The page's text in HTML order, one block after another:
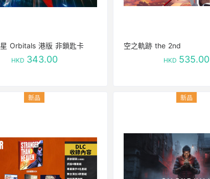
Orbitals 港版 非鎖匙卡
HKD 343.00
空之軌跡 the 2nd
HKD 535.00